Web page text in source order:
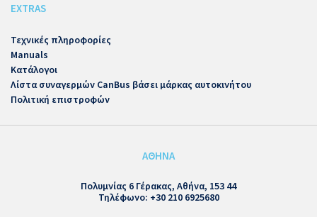
EXTRAS
Τεχνικές πληροφορίες
Manuals
Κατάλογοι
Λίστα συναγερμών CanBus βάσει μάρκας αυτοκινήτου
Πολιτική επιστροφών
ΑΘΗΝΑ
Πολυμνίας 6 Γέρακας, Αθήνα, 153 44
Τηλέφωνο: +30 210 6925680